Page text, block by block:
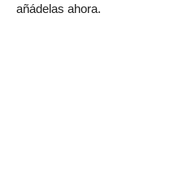
añádelas ahora.